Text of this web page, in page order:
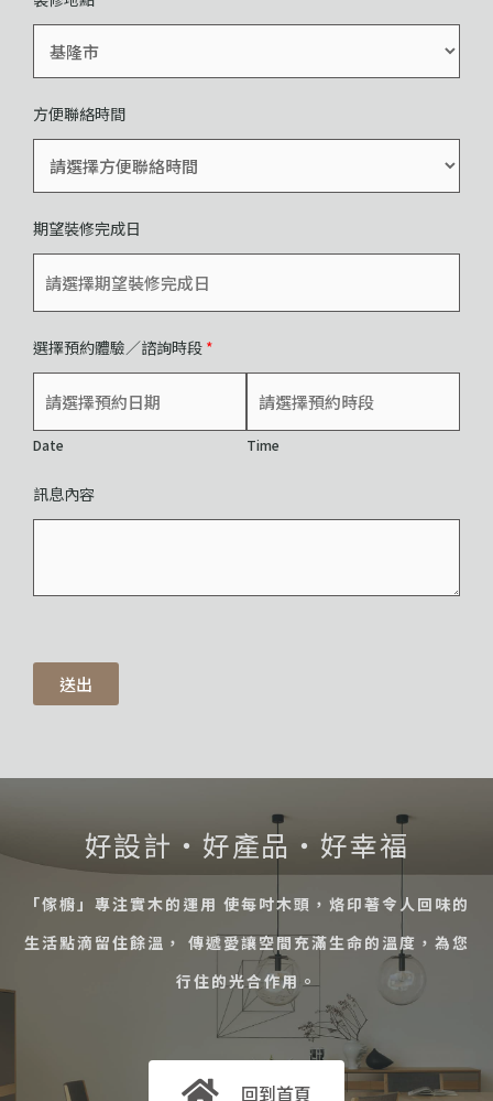
方便聯絡時間
期望裝修完成日
選擇預約體驗／諮詢時段 *
Date Time
訊息內容
送出
好設計・好產品・好幸福
「傢櫥」專注實木的運用 使每吋木頭，烙印著令人回味的
生活點滴留住餘溫， 傳遞愛讓空間充滿生命的溫度，為您
行住的光合作用。
回到首頁